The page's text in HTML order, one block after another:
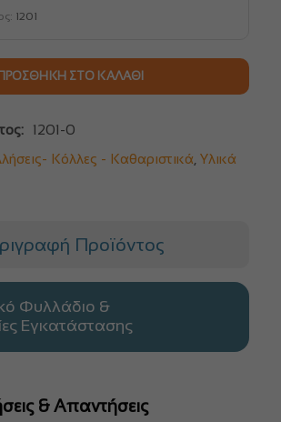
1201
ΠΡΟΣΘΉΚΗ ΣΤΟ ΚΑΛΆΘΙ
1201-0
Κόλλες - Καθαριστικά Υλικά
Προϊόντος
Φυλλάδιο &
Εγκατάστασης
& Απαντήσεις